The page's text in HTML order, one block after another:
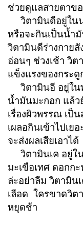
ช่วยดูแลสายตาข
วิตามินดีอยู่ใน
หรือจะกินเป็นน้ำ
วิตามินดีร่างกายสั
อ่อนๆ ช่วงเช้า วิ
แข็งแรงของกระดู
วิตามินอี อยู่ใน
น้ำมันมะกอก แล้
เรื่องผิวพรรณ เป็
เผลอกินเข้าไปเย
จะส่งผลเสียเอาได้
วิตามินเค อยู่ใน
มะเขือเทศ ดอกก
ล่ะอย่าลืม วิตามิน
เลือด ใครขาดวิต
หยุดช้า